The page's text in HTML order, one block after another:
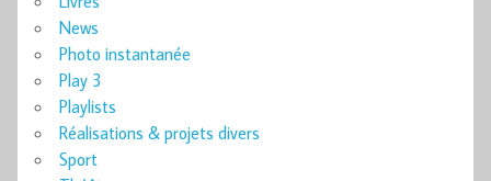
News
Photo instantanée
Play 3
Playlists
Réalisations & projets divers
Sport